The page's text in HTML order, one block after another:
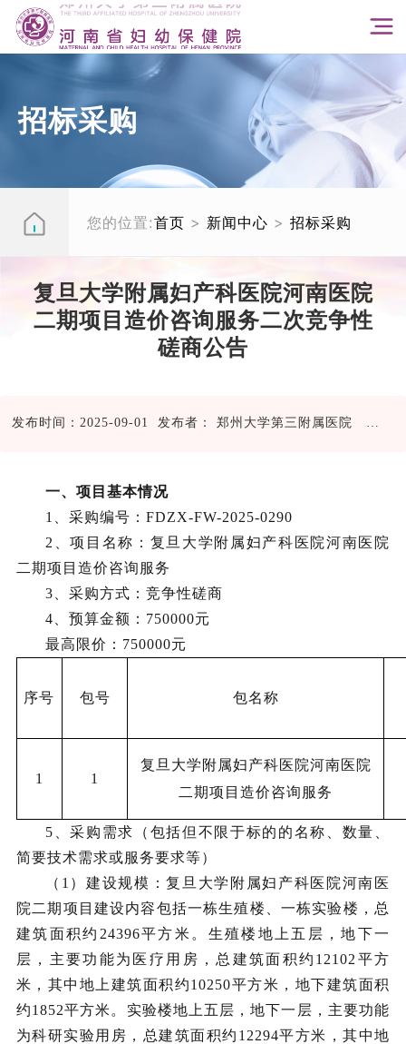
招标采购
您的位置:首页 > 新闻中心 > 招标采购
复旦大学附属妇产科医院河南医院
二期项目造价咨询服务二次竞争性
磋商公告
发布时间：2025-09-01 发布者： 郑州大学第三附属医院
一、项目基本情况
1、 采购编号 ： FDZX-FW-2025-0290
2、项目名称： 复旦大学附属妇产科医院河南医院
二期项目造价咨询服务
3、 采购方式：竞争性磋商
4、预算金额： 750000元
最高限价： 750000元
序号 包号 包名称
1 1
复旦大学附属妇产科医院河南医院
二期项目造价咨询服务
5、采购需求（包括但不限于标的的名称、数量、
简要技术需求或服务要求等）
（ 1 ）建设规模：复旦大学附属妇产科医院河南医
院二期项目建设内容包括一栋生殖楼、一栋实验楼，总
建筑面积约 24396平方米。生殖楼地上五层，地下一
层，主要功能为医疗用房，总建筑面积约12102平方
米，其中地上建筑面积约10250平方米，地下建筑面积
约1852平方米。实验楼地上五层，地下一层，主要功能
为科研实验用房，总建筑面积约12294平方米，其中地